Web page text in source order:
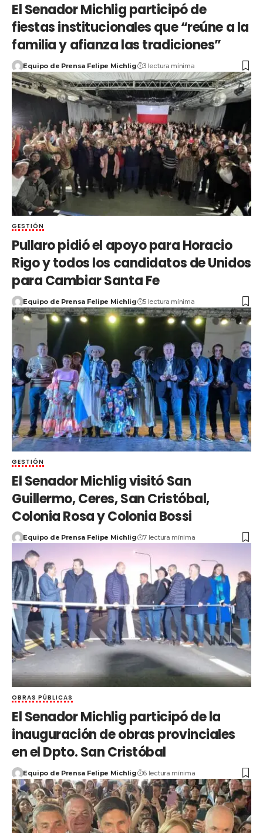
El Senador Michlig participó de
fiestas institucionales que “reúne a la
familia y afianza las tradiciones”
Equipo de Prensa Felipe Michlig 3 lectura mínima
GESTIÓN
Pullaro pidió el apoyo para Horacio
Rigo y todos los candidatos de Unidos
para Cambiar Santa Fe
Equipo de Prensa Felipe Michlig 5 lectura mínima
GESTIÓN
El Senador Michlig visitó San
Guillermo, Ceres, San Cristóbal,
Colonia Rosa y Colonia Bossi
Equipo de Prensa Felipe Michlig 7 lectura mínima
OBRAS PÚBLICAS
El Senador Michlig participó de la
inauguración de obras provinciales
en el Dpto. San Cristóbal
Equipo de Prensa Felipe Michlig 6 lectura mínima